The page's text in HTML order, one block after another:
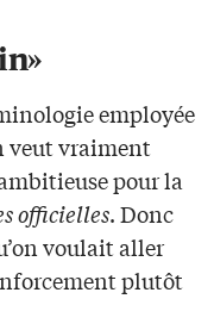
employée
veut vraiment
pour la
officielles. Donc
voulait aller
plutôt